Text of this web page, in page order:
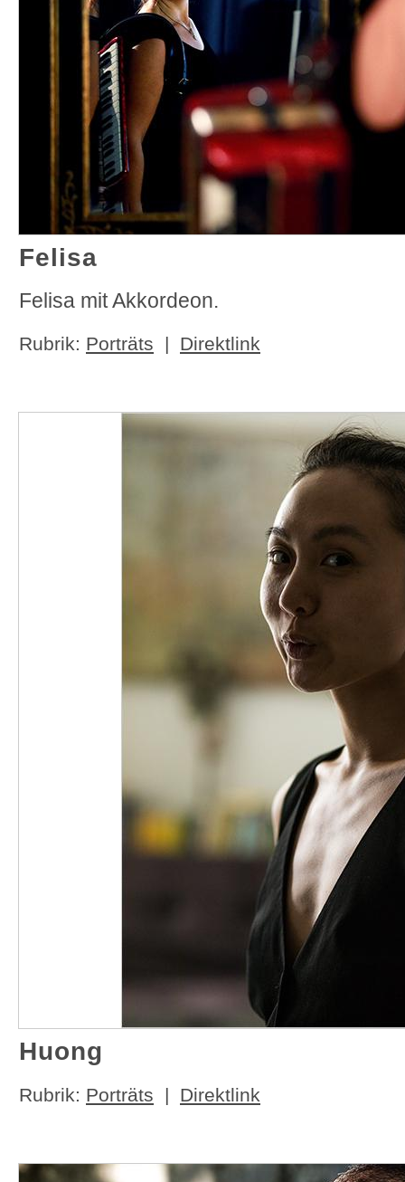
Felisa
Felisa mit Akkordeon.
Rubrik: Porträts | Direktlink
Huong
Rubrik: Porträts | Direktlink